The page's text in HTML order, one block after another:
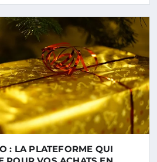
: LA PLATEFORME QUI